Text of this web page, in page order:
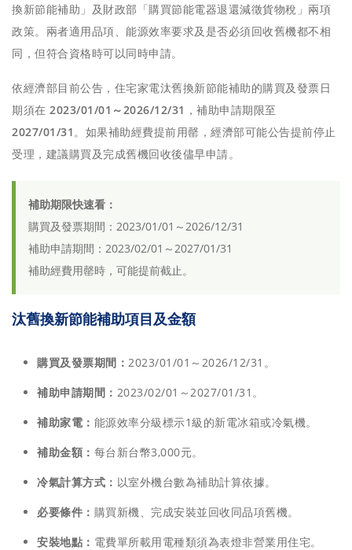
換新節能補助」及財政部「購買節能電器退還減徵貨物稅」兩項
政策。兩者適用品項、能源效率要求及是否必須回收舊機都不相
同，但符合資格時可以同時申請。
依經濟部目前公告，住宅家電汰舊換新節能補助的購買及發票日
期須在 2023/01/01～2026/12/31 ，補助申請期限至
2027/01/31。如果補助經費提前用罄，經濟部可能公告提前停止
受理，建議購買及完成舊機回收後儘早申請。
補助期限快速看：
購買及發票期間：2023/01/01～2026/12/31
補助申請期間：2023/02/01～2027/01/31
補助經費用罄時，可能提前截止。
汰舊換新節能補助項目及金額
購買及發票期間： 2023/01/01～2026/12/31。
補助申請期間： 2023/02/01～2027/01/31。
補助家電： 能源效率分級標示1級的新電冰箱或冷氣機。
補助金額： 每台新台幣3,000元。
冷氣計算方式： 以室外機台數為補助計算依據。
必要條件： 購買新機、完成安裝並回收同品項舊機。
安裝地點： 電費單所載用電種類須為表燈非營業用住宅。